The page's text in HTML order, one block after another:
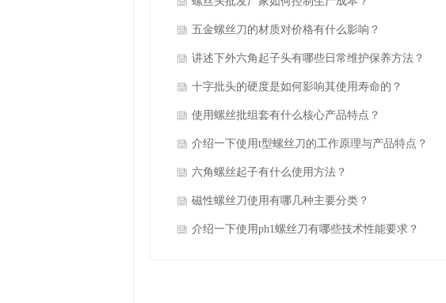
五金螺丝刀的材质对价格有什么影响？
讲述下外六角起子头有哪些日常维护保养方法？
十字批头的硬度是如何影响其使用寿命的？
使用螺丝批组套有什么核心产品特点？
介绍一下使用t型螺丝刀的工作原理与产品特点？
六角螺丝起子有什么使用方法？
磁性螺丝刀使用有哪几种主要分类？
介绍一下使用ph1螺丝刀有哪些技术性能要求？